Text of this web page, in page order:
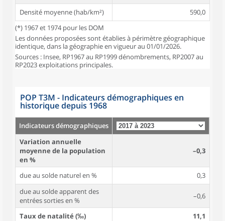
Densité moyenne (hab/km²)
590,0
(*) 1967 et 1974 pour les DOM
Les données proposées sont établies à périmètre géographique
identique, dans la géographie en vigueur au 01/01/2026.
Sources : Insee, RP1967 au RP1999 dénombrements, RP2007 au
RP2023 exploitations principales.
POP T3M - Indicateurs démographiques en
historique depuis 1968
Indicateurs démographiques
Variation annuelle
moyenne de la population
en %
–0,3
due au solde naturel en %
0,3
due au solde apparent des
entrées sorties en %
–0,6
Taux de natalité (‰)
11,1